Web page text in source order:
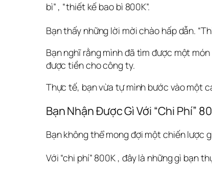
bì” , “thiết kế bao bì 800K”.
Bạn thấy những lời mời chào hấp dẫn.
Bạn nghĩ rằng mình đã tìm được một
được tiền cho công ty.
Thực tế, bạn vừa tự mình bước vào một
Bạn Nhận Được Gì Với “Chi Phí”
Bạn không thể mong đợi một chiến lược
Với “chi phí” 800K , đây là những gì bạn